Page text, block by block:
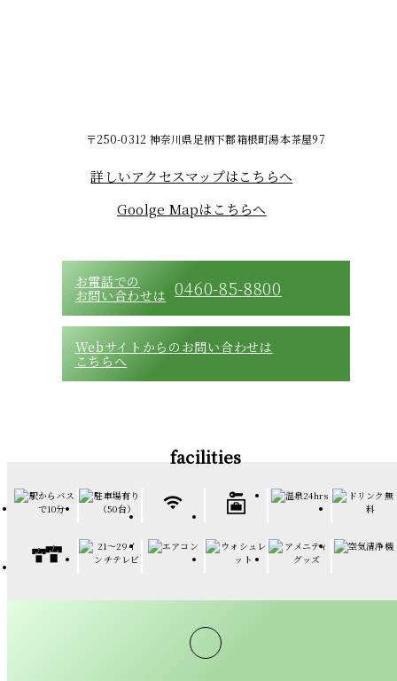
〒250-0312 神奈川県足柄下郡箱根町湯本茶屋97
詳しいアクセスマップはこちらへ
Goolge Mapはこちらへ
お電話での
お問い合わせは 0460-85-8800
Webサイトからのお問い合わせは
こちらへ
facilities